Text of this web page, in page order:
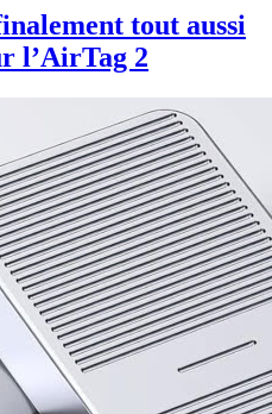
tout aussi
l’AirTag 2